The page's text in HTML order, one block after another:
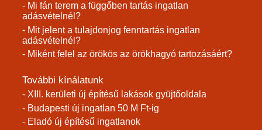
- Mi fán terem a függőben tartás ingatlan
adásvételnél?
- Mit jelent a tulajdonjog fenntartás ingatlan
adásvételnél?
- Miként felel az örökös az örökhagyó tartozásáért?
További kínálatunk
- XIII. kerületi új építésű lakások gyüjtőoldala
- Budapesti új ingatlan 50 M Ft-ig
- Eladó új építésű ingatlanok